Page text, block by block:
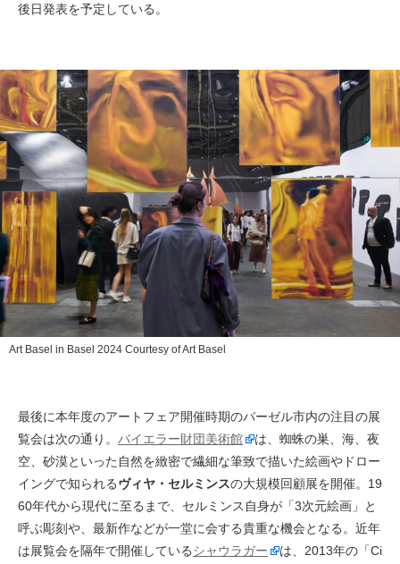
後日発表を予定している。
Art Basel in Basel 2024 Courtesy of Art Basel
最後に本年度のアートフェア開催時期のバーゼル市内の注目の展
覧会は次の通り。 バイエラー財団美術館
は、蜘蛛の巣、海、夜
空、砂漠といった自然を緻密で繊細な筆致で描いた絵画やドロー
イングで知られるヴィヤ・セルミンスの大規模回顧展を開催。19
60年代から現代に至るまで、セルミンス自身が「3次元絵画」と
呼ぶ彫刻や、最新作などが一堂に会する貴重な機会となる。近年
は展覧会を隔年で開催しているシャウラガー
は、2013年の「Ci